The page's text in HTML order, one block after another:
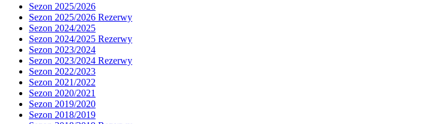
Sezon 2025/2026
Sezon 2025/2026 Rezerwy
Sezon 2024/2025
Sezon 2024/2025 Rezerwy
Sezon 2023/2024
Sezon 2023/2024 Rezerwy
Sezon 2022/2023
Sezon 2021/2022
Sezon 2020/2021
Sezon 2019/2020
Sezon 2018/2019